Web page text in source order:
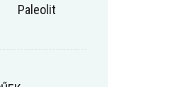
Paleolit